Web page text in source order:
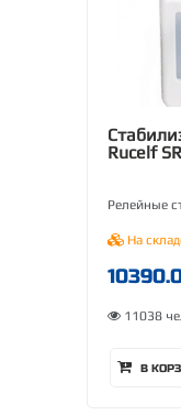
Rucelf
Релейные
На
11038
В